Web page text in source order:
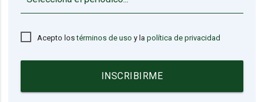
Acepto lostérminos de uso y lapolítica de privacidad
INSCRIBIRME